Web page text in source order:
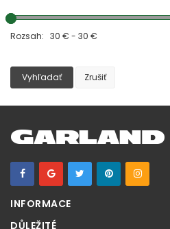
Rozsah: 30 € - 30 €
Vyhľadať Zrušiť
INFORMACE
DŮLEŽITÉ